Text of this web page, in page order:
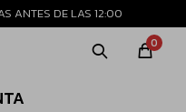
ANTES DE LAS 12:00
0
MI CUENTA